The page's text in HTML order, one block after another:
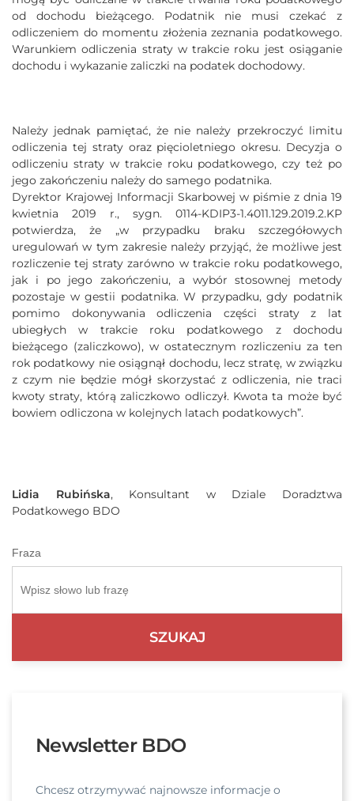
od dochodu bieżącego. Podatnik nie musi czekać z
odliczeniem do momentu złożenia zeznania podatkowego.
Warunkiem odliczenia straty w trakcie roku jest osiąganie
dochodu i wykazanie zaliczki na podatek dochodowy.
Należy jednak pamiętać, że nie należy przekroczyć limitu
odliczenia tej straty oraz pięcioletniego okresu. Decyzja o
odliczeniu straty w trakcie roku podatkowego, czy też po
jego zakończeniu należy do samego podatnika.
Dyrektor Krajowej Informacji Skarbowej w piśmie z dnia 19
kwietnia 2019 r., sygn. 0114-KDIP3-1.4011.129.2019.2.KP
potwierdza, że „w przypadku braku szczegółowych
uregulowań w tym zakresie należy przyjąć, że możliwe jest
rozliczenie tej straty zarówno w trakcie roku podatkowego,
jak i po jego zakończeniu, a wybór stosownej metody
pozostaje w gestii podatnika. W przypadku, gdy podatnik
pomimo dokonywania odliczenia części straty z lat
ubiegłych w trakcie roku podatkowego z dochodu
bieżącego (zaliczkowo), w ostatecznym rozliczeniu za ten
rok podatkowy nie osiągnął dochodu, lecz stratę, w związku
z czym nie będzie mógł skorzystać z odliczenia, nie traci
kwoty straty, którą zaliczkowo odliczył. Kwota ta może być
bowiem odliczona w kolejnych latach podatkowych”.
Lidia Rubińska, Konsultant w Dziale Doradztwa
Podatkowego BDO
Fraza
Newsletter BDO
Chcesz otrzymywać najnowsze informacje o